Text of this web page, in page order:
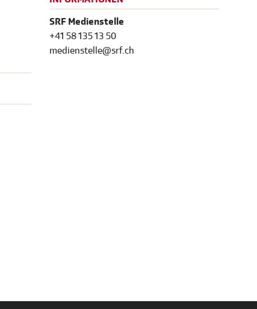
SRF Medienstelle
+41 58 135 13 50
medienstelle@srf.ch